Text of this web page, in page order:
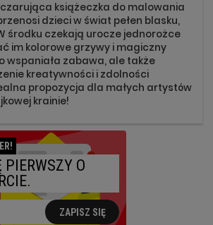
czarująca książeczka do malowania
dzieci w świat pełen blasku,
środku czekają urocze jednorożce
im kolorowe grzywy i magiczny
wspaniała zabawa, ale także
kreatywności i zdolności
propozycja dla małych artystów
krainie!
PIERWSZY O
ZAPISZ SIĘ